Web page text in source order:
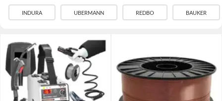
INDURA UBERMANN REDBO BAUKER